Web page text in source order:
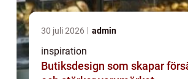
30 juli 2026 admin
inspiration
Butiksdesign som skapar